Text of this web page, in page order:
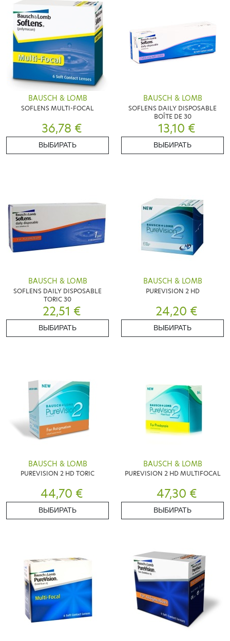
BAUSCH & LOMB
SOFLENS MULTI-FOCAL
36,78 €
ВЫБИРАТЬ
BAUSCH & LOMB
SOFLENS DAILY DISPOSABLE
BOÎTE DE 30
13,10 €
ВЫБИРАТЬ
BAUSCH & LOMB
SOFLENS DAILY DISPOSABLE
TORIC 30
22,51 €
ВЫБИРАТЬ
BAUSCH & LOMB
PUREVISION 2 HD
24,20 €
ВЫБИРАТЬ
BAUSCH & LOMB
PUREVISION 2 HD TORIC
44,70 €
ВЫБИРАТЬ
BAUSCH & LOMB
PUREVISION 2 HD MULTIFOCAL
47,30 €
ВЫБИРАТЬ